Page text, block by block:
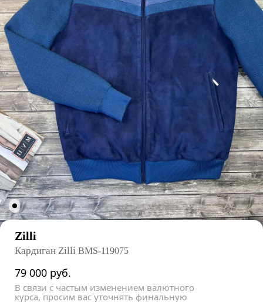
Zilli
Кардиган Zilli BMS-119075
79 000 руб.
В связи с частым изменением валютного
курса, просим вас уточнять финальную